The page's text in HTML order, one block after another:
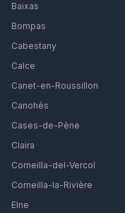
Baixas
Bompas
Cabestany
Calce
Canet-en-Roussillon
Canohès
Cases-de-Pène
Claira
Corneilla-del-Vercol
Corneilla-la-Rivière
Elne